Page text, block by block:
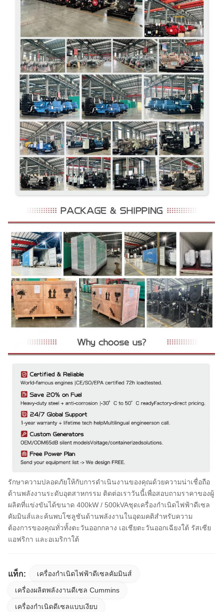
รักษาความปลอดภัยให้กับการดำเนินงานของคุณด้วยความน่าเชื่อถือ
ด้านพลังงานระดับอุตสาหกรรม ติดต่อเราวันนี้เพื่อสอบถามราคาของผู้
ผลิตที่แข่งขันได้ขนาด 400kW / 500kVAชุดเครื่องกำเนิดไฟฟ้าดีเซล
คัมมินส์และค้นพบโซลูชันด้านพลังงานในอุดมคติสำหรับความ
ต้องการของคุณทั่วทั้งตะวันออกกลาง เอเชียตะวันออกเฉียงใต้ รัสเซีย
แอฟริกา และอเมริกาใต้
แท็ก: เครื่องกำเนิดไฟฟ้าดีเซลคัมมินส์
เครื่องผลิตพลังงานดีเซล Cummins
เครื่องกําเนิดดีเซลแบบเงียบ